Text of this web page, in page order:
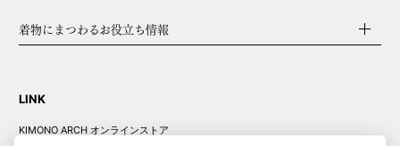
着物にまつわるお役立ち情報
LINK
KIMONO ARCH オンラインストア